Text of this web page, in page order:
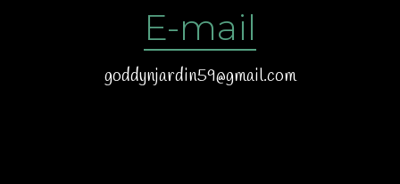
E-mail
goddynjardin59@gmail.com